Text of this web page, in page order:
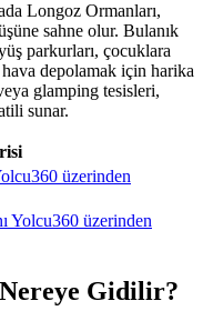
Longoz Ormanları,
sahne olur. Bulanık
parkurları, çocuklara
depolamak için harika
glamping tesisleri,
sunar.
üzerinden
Yolcu360 üzerinden
Nereye Gidilir?